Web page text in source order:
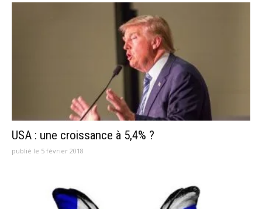
USA : une croissance à 5,4% ?
publié le 5 février 2018